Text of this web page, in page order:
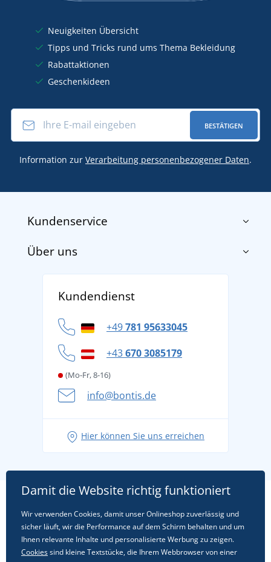
Neuigkeiten Übersicht
Tipps und Tricks rund ums Thema Bekleidung
Rabattaktionen
Geschenkideen
BESTÄTIGEN
Information zur Verarbeitung personenbezogener Daten.
Kundenservice
Impressum
Versand und Zahlung
Datenschutz
Cookie-Richtlinie
Über uns
Für Unternehmen und Organisationen
Kundendienst
+49781 95633045
+43670 3085179
(Mo-Fr, 8-16)
info@bontis.de
Hier können Sie uns erreichen
Damit die Website richtig funktioniert
Wir verwenden Cookies, damit unser Onlineshop zuverlässig und
sicher läuft, wir die Performance auf dem Schirm behalten und um
Ihnen relevante Inhalte und personalisierte Werbung zu zeigen.
Cookiessind kleine Textstücke, die Ihrem Webbrowser von einer